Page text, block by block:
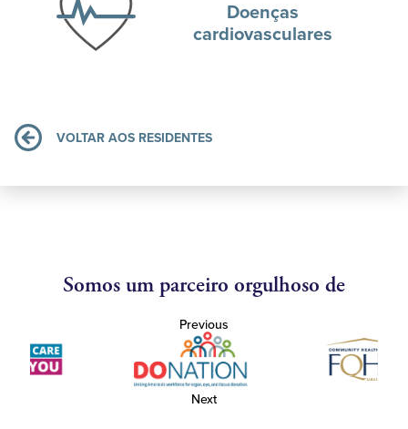
Doenças
cardiovasculares
VOLTAR AOS RESIDENTES
Somos um parceiro orgulhoso de
Previous
Next